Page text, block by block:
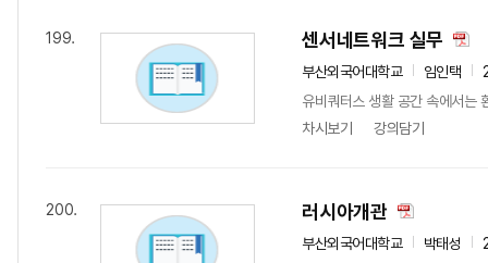
199. 센서네트워크 실무
부산외국어대학교 임인택
유비쿼터스 생활 공간 속에서는
차시보기
강의담기
200. 러시아개관
부산외국어대학교 박태성